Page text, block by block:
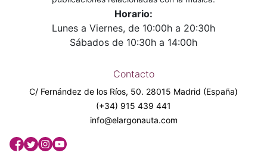
Horario:
Lunes a Viernes, de 10:00h a 20:30h
Sábados de 10:30h a 14:00h
Contacto
C/ Fernández de los Ríos, 50. 28015 Madrid (España)
(+34) 915 439 441
info@elargonauta.com